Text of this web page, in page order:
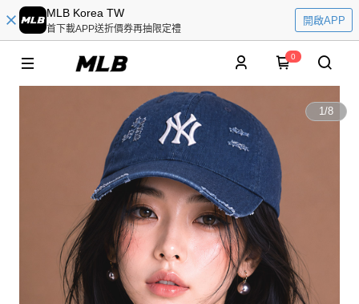
MLB Korea TW
首下載APP送折價券再抽限定禮
開啟APP
0
1/8